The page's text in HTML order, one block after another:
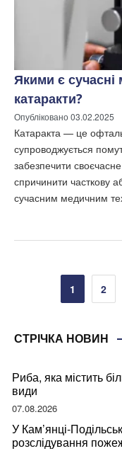
Якими є сучасні
катаракти?
Опубліковано03.02.2025
Катаракта — це
супроводжується
забезпечити
спричинити часткову
сучасним медичним
Пагінація
записів
1 2
СТРІЧКА НОВИН
Риба, яка містить
види
07.08.2026
У Кам’янці-
розслідування